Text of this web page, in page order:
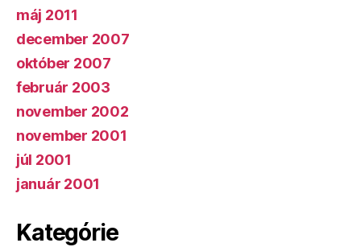
máj 2011
december 2007
október 2007
február 2003
november 2002
november 2001
júl 2001
január 2001
Kategórie